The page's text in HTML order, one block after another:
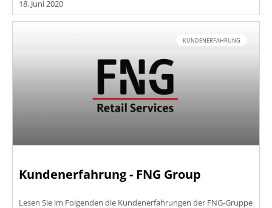
18. Juni 2020
KUNDENERFAHRUNG
Kundenerfahrung - FNG Group
Lesen Sie im Folgenden die Kundenerfahrungen der FNG-Gruppe